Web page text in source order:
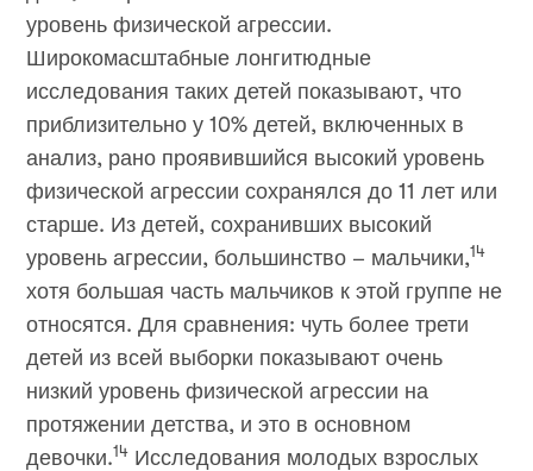
уровень физической агрессии.
Широкомасштабные лонгитюдные
исследования таких детей показывают, что
приблизительно у 10% детей, включенных в
анализ, рано проявившийся высокий уровень
физической агрессии сохранялся до 11 лет или
старше. Из детей, сохранивших высокий
уровень агрессии, большинство – мальчики,14
хотя большая часть мальчиков к этой группе не
относятся. Для сравнения: чуть более трети
детей из всей выборки показывают очень
низкий уровень физической агрессии на
протяжении детства, и это в основном
девочки.14 Исследования молодых взрослых